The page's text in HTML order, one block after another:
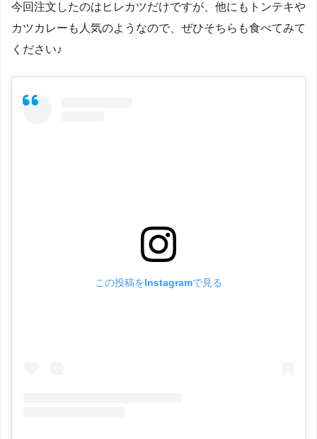
今回注文したのはヒレカツだけですが、他にもトンテキや
カツカレーも人気のようなので、ぜひそちらも食べてみて
ください♪
この投稿をInstagramで見る